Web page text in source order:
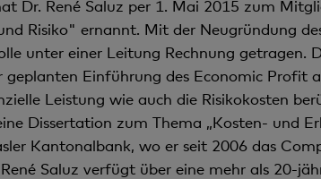
Dr. René Saluz per 1. Mai 2015 zum
Risiko" er­nannt. Mit der Neugründung
unter einer Leitung Rechnung getragen.
Ein­führung des Economic Profit
Leistung wie auch die Risikokosten
Dissertation zum Thema „Kosten- und
Kantonalbank, wo er seit 2006 das
Saluz verfügt über eine mehr als 20-